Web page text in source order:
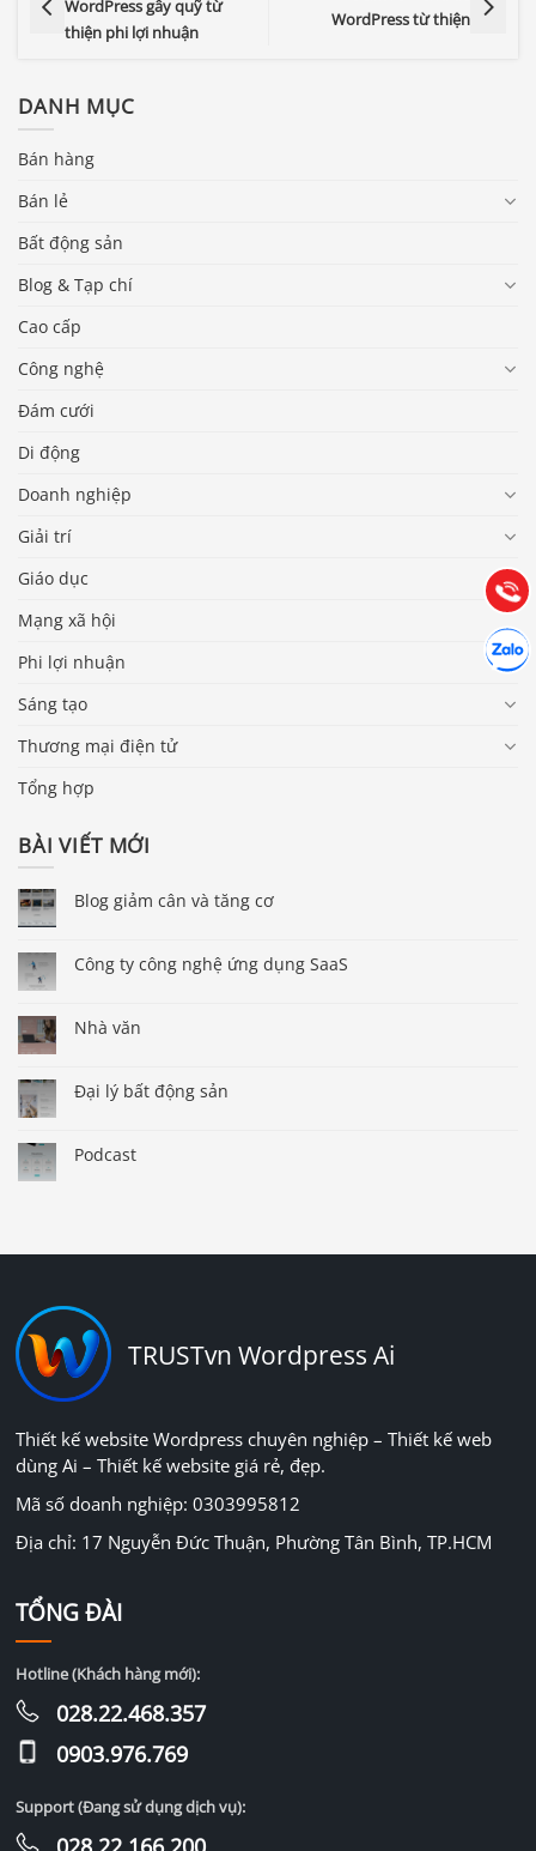
WordPress gây quỹ từ
thiện phi lợi nhuận
WordPress từ thiện
DANH MỤC
Bán hàng
Bán lẻ
Bất động sản
Blog & Tạp chí
Cao cấp
Công nghệ
Đám cưới
Di động
Doanh nghiệp
Giải trí
Giáo dục
Mạng xã hội
Phi lợi nhuận
Sáng tạo
Thương mại điện tử
Tổng hợp
BÀI VIẾT MỚI
Blog giảm cân và tăng cơ
Công ty công nghệ ứng dụng SaaS
Nhà văn
Đại lý bất động sản
Podcast
TRUSTvn Wordpress Ai
Thiết kế website Wordpress chuyên nghiệp – Thiết kế web
dùng Ai – Thiết kế website giá rẻ, đẹp.
Mã số doanh nghiệp: 0303995812
Địa chỉ: 17 Nguyễn Đức Thuận, Phường Tân Bình, TP.HCM
TỔNG ĐÀI
Hotline (Khách hàng mới):
028.22.468.357
0903.976.769
Support (Đang sử dụng dịch vụ):
Gọi
Hướng dẫn & Hỗ trợ:
(028) 22.166.144
Chát